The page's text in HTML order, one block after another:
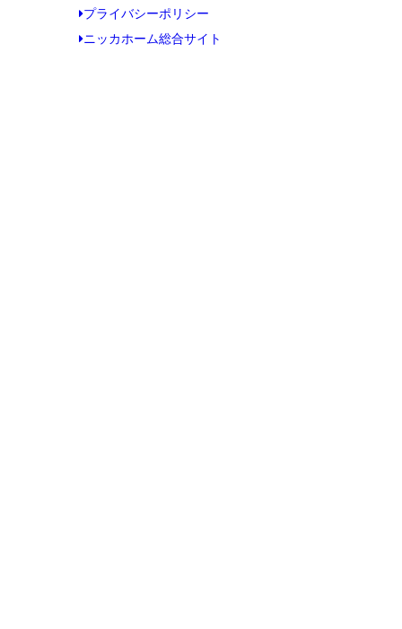
プライバシーポリシー
ニッカホーム総合サイト